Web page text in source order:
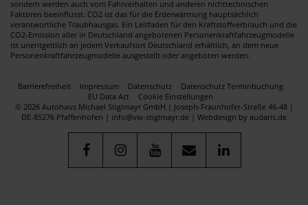
sondern werden auch vom Fahrverhalten und anderen nichttechnischen
Faktoren beeinflusst. CO2 ist das für die Erderwärmung hauptsächlich
verantwortliche Traubhausgas. Ein Leitfaden für den Kraftstoffverbrauch und die
CO2-Emission aller in Deutschland angebotenen Personenkraftfahrzeugmodelle
ist unentgeltlich an jedem Verkaufsort Deutschland erhältlich, an dem neue
Personenkraftfahrzeugmodelle ausgestellt oder angeboten werden.
Barrierefreiheit Impressum Datenschutz
Datenschutz Terminbuchung
EU Data Act
Cookie Einstellungen
© 2026 Autohaus Michael Stiglmayr GmbH | Joseph-Fraunhofer-Straße 46-48 |
DE-85276 Pfaffenhofen | info@vw-stiglmayr.de | Webdesign by audaris.de